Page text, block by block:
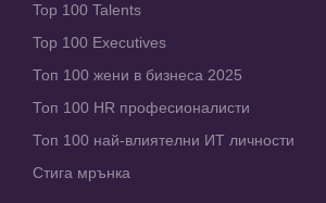
Top 100 Talents
Top 100 Executives
Топ 100 жени в бизнеса 2025
Топ 100 HR професионалисти
Топ 100 най-влиятелни ИТ личности
Стига мрънка